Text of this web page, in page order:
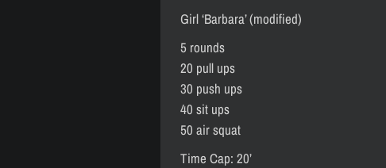
Girl ‘Barbara’ (modified)
5 rounds
20 pull ups
30 push ups
40 sit ups
50 air squat
Time Cap: 20’